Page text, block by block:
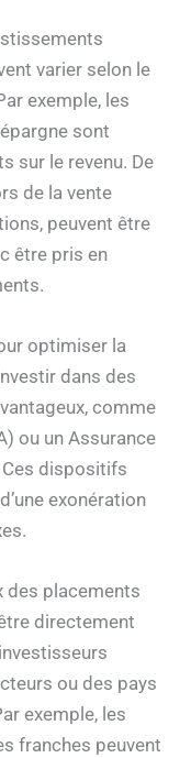
varier selon le
exemple, les
sont
sur le revenu. De
de la vente
peuvent être
être pris en
optimiser la
dans des
comme
ou un Assurance
Ces dispositifs
exonération
des placements
directement
ou des pays
exemple, les
franches peuvent